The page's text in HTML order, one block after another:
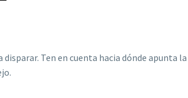
Ten en cuenta hacia dónde apunta